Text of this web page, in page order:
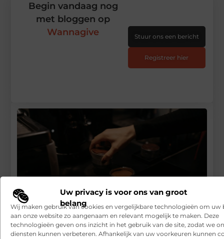
Uw privacy is voor ons van groot
belang
Wij maken gebruik van cookies en vergelijkbare technologieën om uw
aan onze website zo aangenaam en relevant mogelijk te maken. Deze
technologieën geven ons inzicht in het gebruik van de site, zodat we
diensten kunnen verbeteren. Afhankelijk van uw voorkeuren kunnen
Begin vandaag nog
met bloggen op
Wannagive
Stuur ons een bericht
Registreer hier